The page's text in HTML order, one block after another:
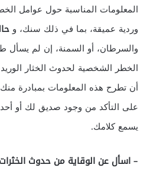
المعلومات المناسبة حول عوامل
وردية عميقة، بما في ذلك سنك، و
والسرطان، أو السمنة، إن لم
أن تطرح هذه المعلومات بمبادرة
على التأكد من وجود صديق لك أو
يسمع كلامك.
– اسأل عن الوقاية من حدوث